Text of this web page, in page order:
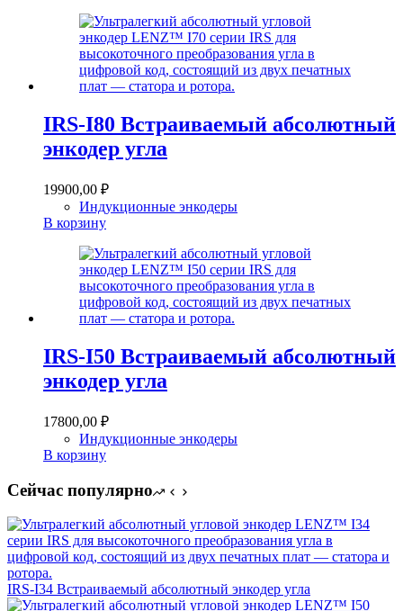
IRS-I80 Встраиваемый абсолютный
энкодер угла
19900,00 ₽
Индукционные энкодеры
В корзину
IRS-I50 Встраиваемый абсолютный
энкодер угла
17800,00 ₽
Индукционные энкодеры
В корзину
Сейчас популярно
IRS-I34 Встраиваемый абсолютный энкодер угла